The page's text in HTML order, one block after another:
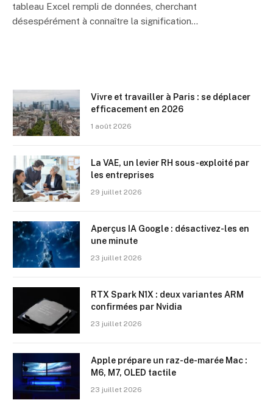
tableau Excel rempli de données, cherchant
désespérément à connaître la signification…
Vivre et travailler à Paris : se déplacer
efficacement en 2026
1 août 2026
La VAE, un levier RH sous-exploité par
les entreprises
29 juillet 2026
Aperçus IA Google : désactivez-les en
une minute
23 juillet 2026
RTX Spark N1X : deux variantes ARM
confirmées par Nvidia
23 juillet 2026
Apple prépare un raz-de-marée Mac :
M6, M7, OLED tactile
23 juillet 2026